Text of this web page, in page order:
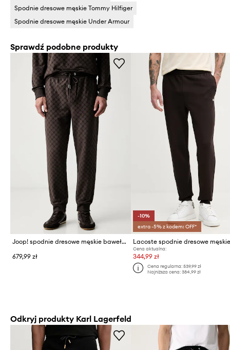
Spodnie dresowe męskie Tommy Hilfiger
Spodnie dresowe męskie Under Armour
Sprawdź podobne produkty
Joop! spodnie dresowe męskie bawełniane z elastanem
679,99 zł
-10%
extra -5% z kodem: OFF*
Cena aktualna:
344,99 zł
Cena regularna: 539,99 zł
Najniższa cena: 384,99 zł
Odkryj produkty Karl Lagerfeld